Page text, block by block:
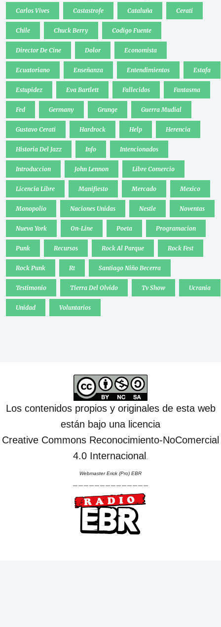
Carlos Vives Castastrofe Cataluña Cerati
Chile Chuck Berry Codigo Fuente
Director De Cine Dolor Economista
Ecuatoriano Enseñanza Entendimientos Estafa
Estupidez Eva Bartlett Fallecidos Fantasma
Fed Germany Grunge Guerra Mudial
Gustavo Cerati Hardrock Help Herencia
Historia Del Jazz Info Intencionados
Introduccion John Lennon Libre Comercio
Licencia Libre Manifiesto Mercado Mexico
Monopolio Naciones Unidas Nestle Noventas
Nueva York On-Line Poeta Programacion
Punk Recursos Rock Al Parque Rock Fest
Rock Punk Rt Santiago Niño Becerra
Testimonio Tierra Del Olvido Tv Show Ucrania
Unidad Voluntarios
Los contenidos propios y originales de esta web
están bajo una licencia
Creative Commons Reconocimiento-NoComercial
4.0 Internacional
Webmaster Erick (Pro) EBR
--------------